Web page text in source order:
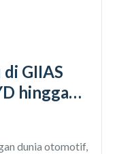
GIIAS
hingga
dunia otomotif,